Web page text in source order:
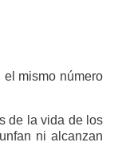
el mismo número
de la vida de los
ni alcanzan